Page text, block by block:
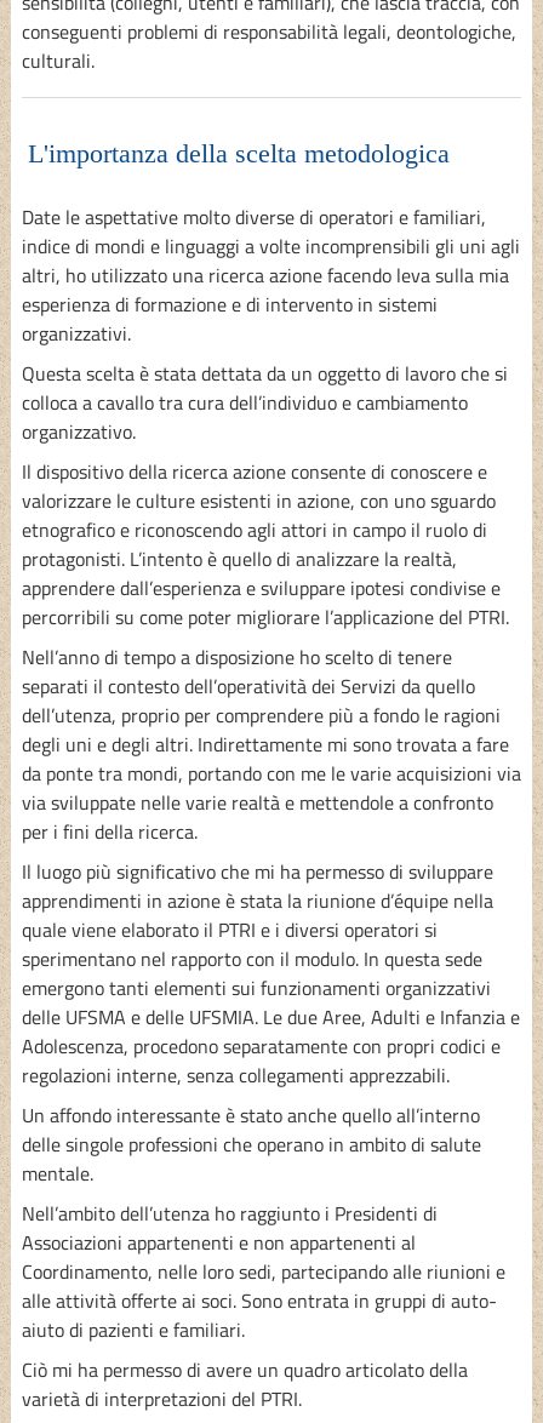
conseguenti problemi di responsabilità legali, deontologiche,
culturali.
L'importanza della scelta metodologica
Date le aspettative molto diverse di operatori e familiari,
indice di mondi e linguaggi a volte incomprensibili gli uni agli
altri, ho utilizzato una ricerca azione facendo leva sulla mia
esperienza di formazione e di intervento in sistemi
organizzativi.
Questa scelta è stata dettata da un oggetto di lavoro che si
colloca a cavallo tra cura dell’individuo e cambiamento
organizzativo.
Il dispositivo della ricerca azione consente di conoscere e
valorizzare le culture esistenti in azione, con uno sguardo
etnografico e riconoscendo agli attori in campo il ruolo di
protagonisti. L’intento è quello di analizzare la realtà,
apprendere dall’esperienza e sviluppare ipotesi condivise e
percorribili su come poter migliorare l’applicazione del PTRI.
Nell’anno di tempo a disposizione ho scelto di tenere
separati il contesto dell’operatività dei Servizi da quello
dell’utenza, proprio per comprendere più a fondo le ragioni
degli uni e degli altri. Indirettamente mi sono trovata a fare
da ponte tra mondi, portando con me le varie acquisizioni via
via sviluppate nelle varie realtà e mettendole a confronto
per i fini della ricerca.
Il luogo più significativo che mi ha permesso di sviluppare
apprendimenti in azione è stata la riunione d’équipe nella
quale viene elaborato il PTRI e i diversi operatori si
sperimentano nel rapporto con il modulo. In questa sede
emergono tanti elementi sui funzionamenti organizzativi
delle UFSMA e delle UFSMIA. Le due Aree, Adulti e Infanzia e
Adolescenza, procedono separatamente con propri codici e
regolazioni interne, senza collegamenti apprezzabili.
Un affondo interessante è stato anche quello all’interno
delle singole professioni che operano in ambito di salute
mentale.
Nell’ambito dell’utenza ho raggiunto i Presidenti di
Associazioni appartenenti e non appartenenti al
Coordinamento, nelle loro sedi, partecipando alle riunioni e
alle attività offerte ai soci. Sono entrata in gruppi di auto-
aiuto di pazienti e familiari.
Ciò mi ha permesso di avere un quadro articolato della
varietà di interpretazioni del PTRI.